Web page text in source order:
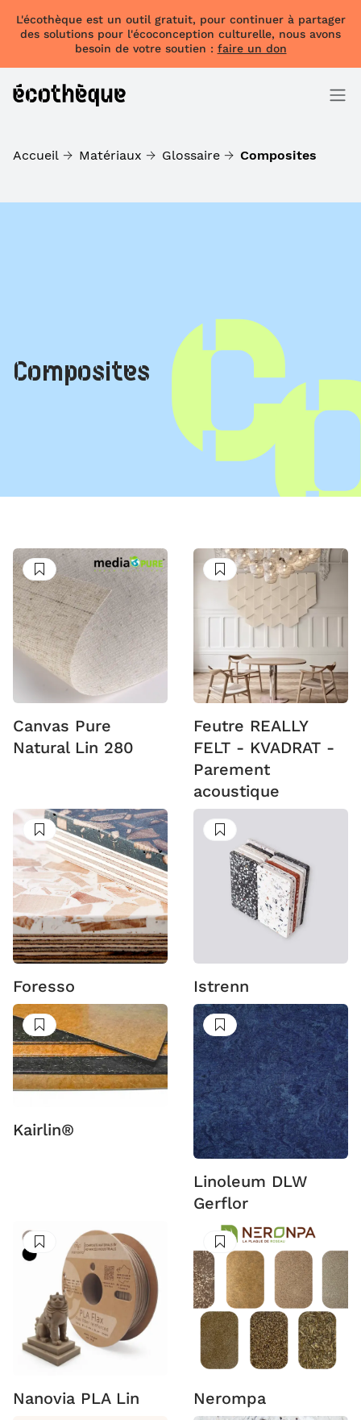
L'écothèque est un outil gratuit, pour continuer à partager
des solutions pour l'écoconception culturelle, nous avons
besoin de votre soutien : faire un don
Accueil Matériaux Glossaire Composites
Composites
Suivre
Canvas Pure
Natural Lin 280
Suivre
Feutre REALLY
FELT - KVADRAT -
Parement
acoustique
Suivre
Foresso
Suivre
Istrenn
Suivre
Kairlin®
Suivre
Linoleum DLW
Gerflor
Suivre
Nanovia PLA Lin
Suivre
Nerompa